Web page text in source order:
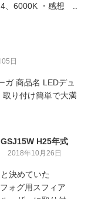
6000K ・感想 ..
日
ガ 商品名 LEDデュ
取り付け簡単で大満
H25年式
2018年10月26日
決めていた
ォグ用スフィア